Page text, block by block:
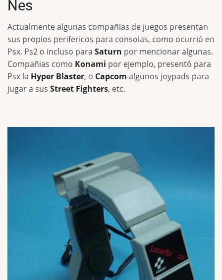
Nes
Actualmente algunas compañias de juegos presentan
sus propios perifericos para consolas, como ocurrió en
Psx, Ps2 o incluso para Saturn por mencionar algunas.
Compañias como Konami por ejemplo, presentó para
Psx la Hyper Blaster, o Capcom algunos joypads para
jugar a sus Street Fighters, etc.